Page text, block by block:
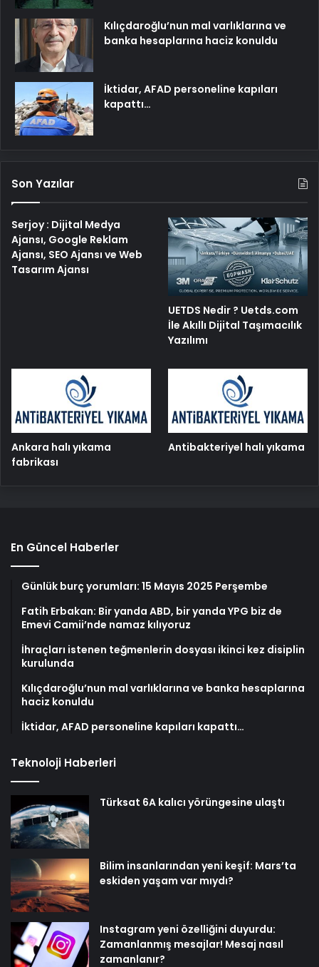
Kılıçdaroğlu’nun mal varlıklarına ve
banka hesaplarına haciz konuldu
İktidar, AFAD personeline kapıları
kapattı…
Son Yazılar
Serjoy : Dijital Medya
Ajansı, Google Reklam
Ajansı, SEO Ajansı ve Web
Tasarım Ajansı
UETDS Nedir ? Uetds.com
İle Akıllı Dijital Taşımacılık
Yazılımı
Ankara halı yıkama
fabrikası
Antibakteriyel halı yıkama
En Güncel Haberler
Günlük burç yorumları: 15 Mayıs 2025 Perşembe
Fatih Erbakan: Bir yanda ABD, bir yanda YPG biz de
Emevi Camii’nde namaz kılıyoruz
İhraçları istenen teğmenlerin dosyası ikinci kez disiplin
kurulunda
Kılıçdaroğlu’nun mal varlıklarına ve banka hesaplarına
haciz konuldu
İktidar, AFAD personeline kapıları kapattı…
Teknoloji Haberleri
Türksat 6A kalıcı yörüngesine ulaştı
Bilim insanlarından yeni keşif: Mars’ta
eskiden yaşam var mıydı?
Instagram yeni özelliğini duyurdu:
Zamanlanmış mesajlar! Mesaj nasıl
zamanlanır?